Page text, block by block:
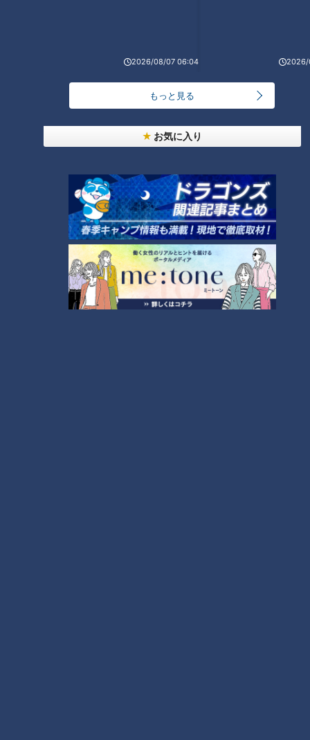
2026/08/07 06:04 2026/
もっと見る
お気に入り
2 ポリ袋に1、塩を入れて15分ほどおき、水気を絞ってごま
油を混ぜる。
CBCテレビ「キユーピー３分クッキング」 2024年3月9日 放
この記事の画像を見る
この記事を見たあなたへのおすすめ